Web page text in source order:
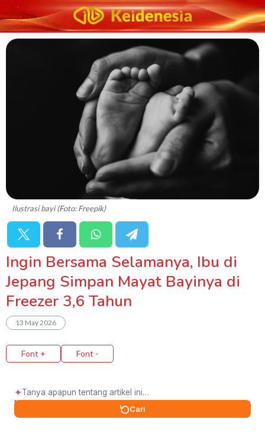
Ilustrasi bayi (Foto: Freepik)
Ingin Bersama Selamanya, Ibu di
Jepang Simpan Mayat Bayinya di
Freezer 3,6 Tahun
13 May 2026
Font + Font -
✦
Cari